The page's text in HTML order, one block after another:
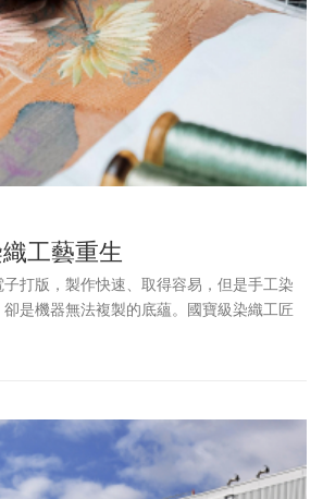
工藝重生
打版，製作快速、取得容易，但是手工染
是機器無法複製的底蘊。國寶級染織工匠
默傳承工藝，以手作精神守護文化，讓幾